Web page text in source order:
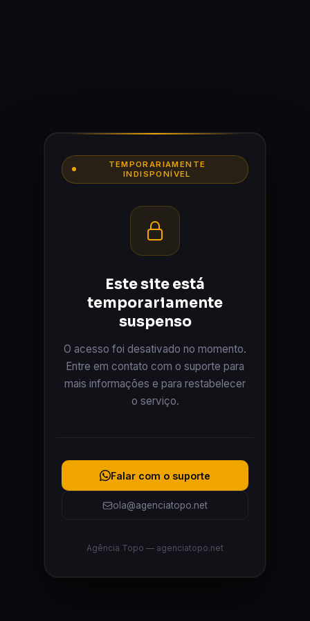
TEMPORARIAMENTE
INDISPONÍVEL
Este site está
temporariamente
suspenso
O acesso foi desativado no momento.
Entre em contato com o suporte para
mais informações e para restabelecer
o serviço.
Falar com o suporte
ola@agenciatopo.net
Agência Topo — agenciatopo.net